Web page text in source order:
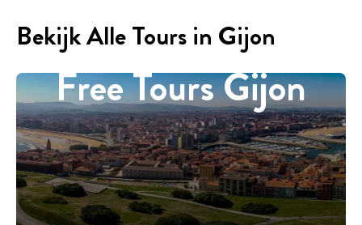
Bekijk Alle Tours in Gijon
Free Tours Gijon